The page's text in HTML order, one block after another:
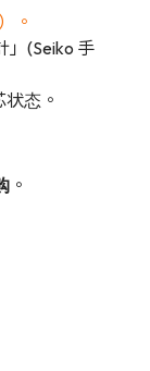
。
」(Seiko 手
态。
。